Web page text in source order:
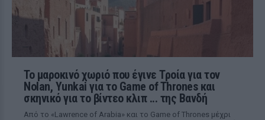
Το μαροκινό χωριό που έγινε Τροία για τον
Nolan, Yunkai για το Game of Thrones και
σκηνικό για το βίντεο κλιπ ... της Βανδή
Από το «Lawrence of Arabia» και το Game of Thrones μέχρι